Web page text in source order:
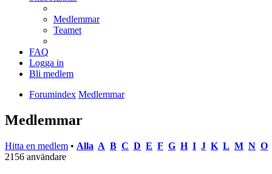
Medlemmar
Teamet
FAQ
Logga in
Bli medlem
Forumindex Medlemmar
Medlemmar
Hitta en medlem • Alla A B C D E F G H I J K L M N O
2156 användare